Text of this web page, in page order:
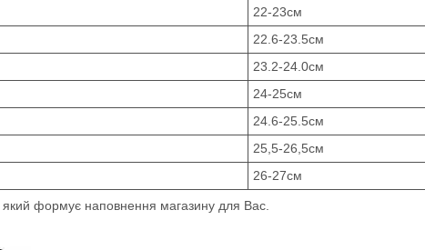
22-23см
22.6-23.5см
23.2-24.0см
24-25см
24.6-25.5см
25,5-26,5см
26-27см
формує наповнення магазину для Вас.